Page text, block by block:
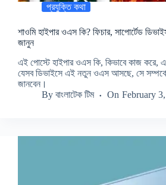
প্রযুক্তি কথা
শাওমি হাইপার ওএস কি? ফিচার, সাপোর্টেড
জানুন
এই পোস্টে হাইপার ওএস কি, কিভাবে কাজ করে,
যেসব ডিভাইসে এই নতুন ওএস আসছে, সে সম্পর্কে
জানবেন।
By বাংলাটেক টিম On February